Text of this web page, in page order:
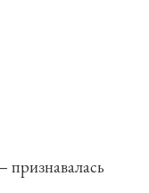
признавалась